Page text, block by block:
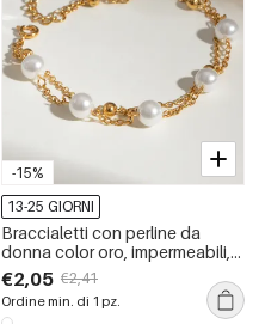
-15%
13-25 GIORNI
Braccialetti con perline da
donna color oro, impermeabili,
in acciaio inossidabile, serie
lussuosa, 1 pezzo
€2,05 €2,41
Ordine min. di 1 pz.